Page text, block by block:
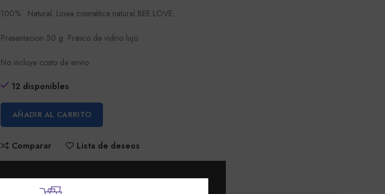
100% Natural. Linea cosmética natural BEE LOVE.
Presentacion 50 g Frasco de vidrio lujo
No incluye costo de envio
12 disponibles
AÑADIR AL CARRITO
Comparar Lista de deseos